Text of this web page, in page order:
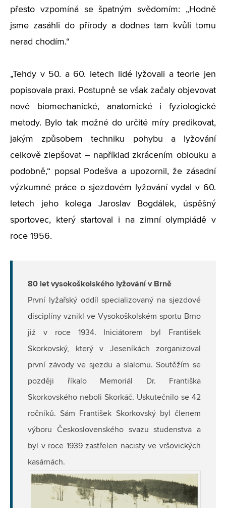
přesto vzpomíná se špatným svědomím: „Hodně
jsme zasáhli do přírody a dodnes tam kvůli tomu
nerad chodím.“
„Tehdy v 50. a 60. letech lidé lyžovali a teorie jen
popisovala praxi. Postupně se však začaly objevovat
nové biomechanické, anatomické i fyziologické
metody. Bylo tak možné do určité míry predikovat,
jakým způsobem techniku pohybu a lyžování
celkově zlepšovat – například zkrácením oblouku a
podobně,“ popsal Podešva a upozornil, že zásadní
výzkumné práce o sjezdovém lyžování vydal v 60.
letech jeho kolega Jaroslav Bogdálek, úspěšný
sportovec, který startoval i na zimní olympiádě v
roce 1956.
80 let vysokoškolského lyžování v Brně
První lyžařský oddíl specializovaný na sjezdové
disciplíny vznikl ve Vysokoškolském sportu Brno
již v roce 1934. Iniciátorem byl František
Skorkovský, který v Jeseníkách zorganizoval
první závody ve sjezdu a slalomu. Soutěžím se
později říkalo Memoriál Dr. Františka
Skorkovského neboli Skorkáč. Uskutečnilo se 42
ročníků. Sám František Skorkovský byl členem
výboru Československého svazu studenstva a
byl v roce 1939 zastřelen nacisty ve vršovických
kasárnách.